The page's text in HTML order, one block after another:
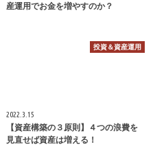
産運用でお金を増やすのか？
投資＆資産運用
2022.3.15
【資産構築の３原則】４つの浪費を
見直せば資産は増える！